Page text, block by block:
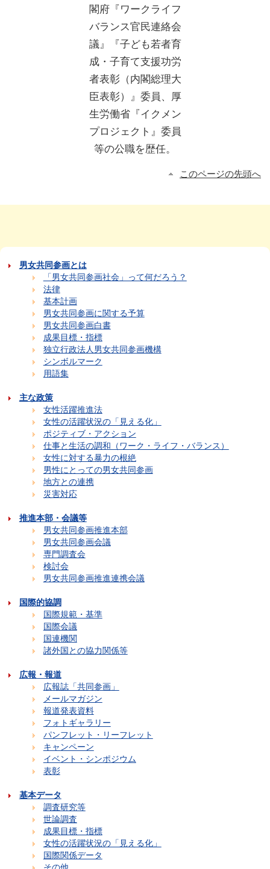
閣府『ワークライフ
バランス官民連絡会
議』『子ども若者育
成・子育て支援功労
者表彰（内閣総理大
臣表彰）』委員、厚
生労働省『イクメン
プロジェクト』委員
等の公職を歴任。
このページの先頭へ